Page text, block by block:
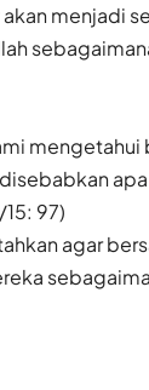
menjadi
97)
agar